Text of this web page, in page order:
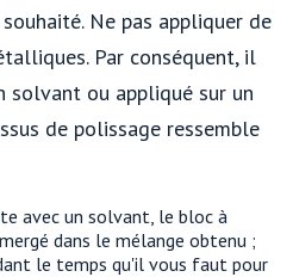
Ne pas appliquer de
Par conséquent, il
solvant ou appliqué sur un
de polissage ressemble
avec un solvant, le bloc à
dans le mélange obtenu ;
le temps qu'il vous faut pour